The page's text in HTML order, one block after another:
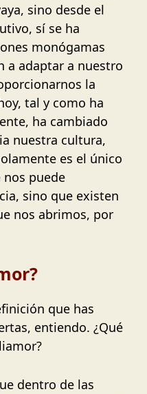
sino desde el
sí se ha
monógamas
a adaptar a nuestro
la
tal y como ha
ha cambiado
nuestra cultura,
es el único
puede
sino que existen
nos abrimos, por
que has
entiendo. ¿Qué
dentro de las